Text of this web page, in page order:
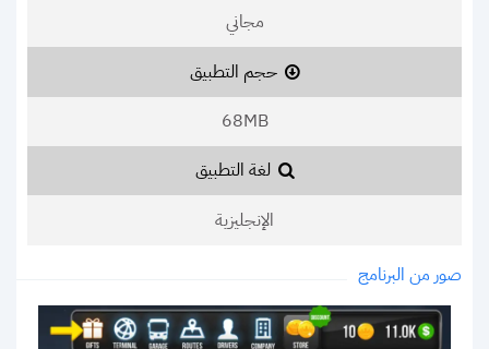
مجاني
حجم التطبيق
68MB
لغة التطبيق
الإنجليزية
صور من البرنامج